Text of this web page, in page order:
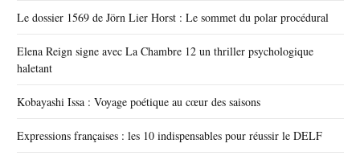
Le dossier 1569 de Jörn Lier Horst : Le sommet du polar procédural
Elena Reign signe avec La Chambre 12 un thriller psychologique
haletant
Kobayashi Issa : Voyage poétique au cœur des saisons
Expressions françaises : les 10 indispensables pour réussir le DELF